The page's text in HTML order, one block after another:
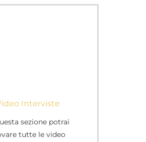
Interviste
sezione potrai
tutte le video